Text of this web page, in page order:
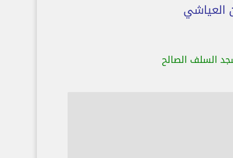
العياشي
السلف الصالح